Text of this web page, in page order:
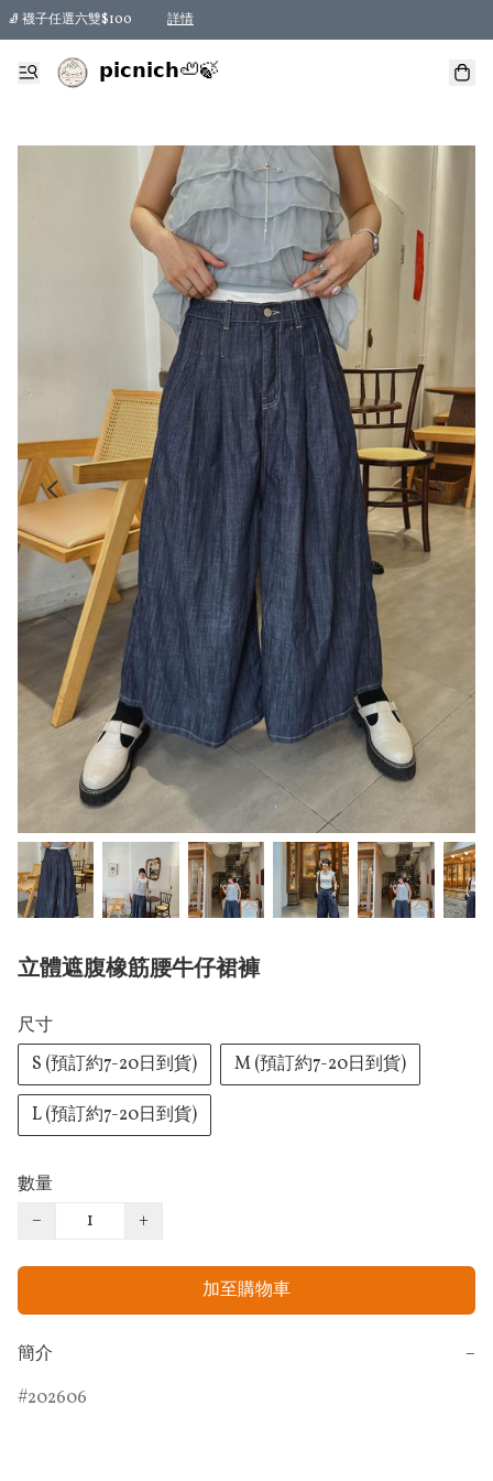
🧦 襪子任選六雙$100 詳情
𝗽𝗶𝗰𝗻𝗶𝗰𝗵🦥🍃
立體遮腹橡筋腰牛仔裙褲
尺寸
S (預訂約7-20日到貨)
M (預訂約7-20日到貨)
L (預訂約7-20日到貨)
數量
−
+
加至購物車
簡介
−
202606